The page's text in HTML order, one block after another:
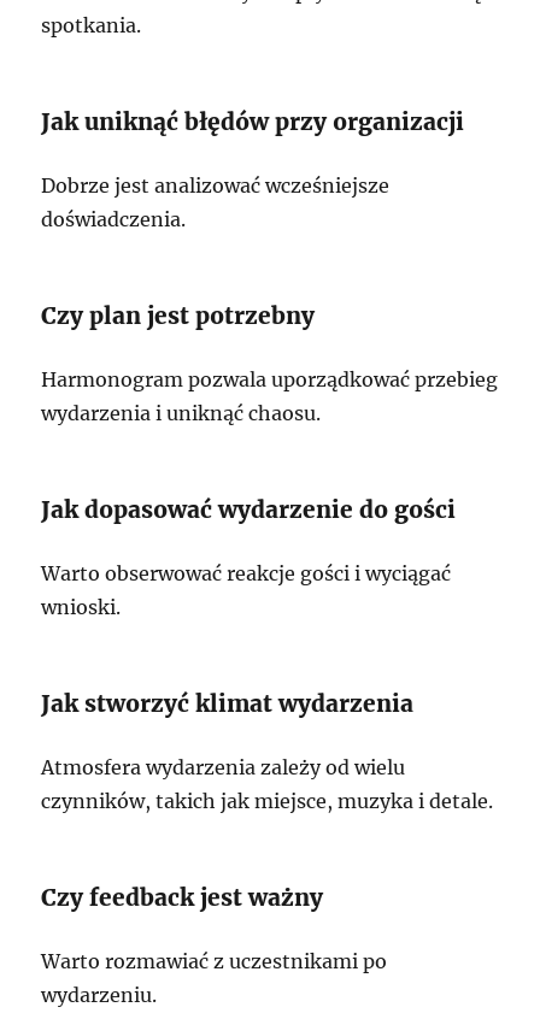
spotkania.
Jak uniknąć błędów przy organizacji
Dobrze jest analizować wcześniejsze
doświadczenia.
Czy plan jest potrzebny
Harmonogram pozwala uporządkować przebieg
wydarzenia i uniknąć chaosu.
Jak dopasować wydarzenie do gości
Warto obserwować reakcje gości i wyciągać
wnioski.
Jak stworzyć klimat wydarzenia
Atmosfera wydarzenia zależy od wielu
czynników, takich jak miejsce, muzyka i detale.
Czy feedback jest ważny
Warto rozmawiać z uczestnikami po
wydarzeniu.